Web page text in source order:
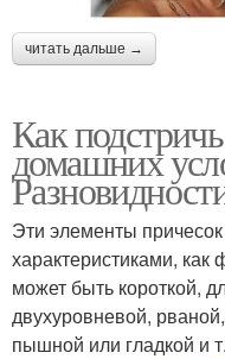
читать дальше →
Как
домашних
Эти элементы
характеристиками,
может быть короткой,
двухуровневой,
пышной или гладкой и